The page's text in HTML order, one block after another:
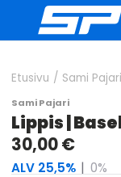
Etusivu / Sami Pajari
Sami Pajari
Lippis |
30,00 €
ALV 25,5% | 0%